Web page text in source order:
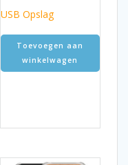
€29.95.
USB Opslag
Toevoegen aan
winkelwagen